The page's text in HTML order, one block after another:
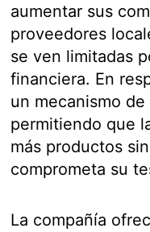
aumentar sus
proveedores
se ven limitadas
financiera. En
un mecanismo
permitiendo que
más productos
comprometa su
La compañía